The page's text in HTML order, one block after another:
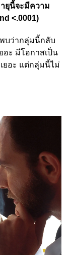
ยุนี้จะมีความ
<.0001)
บว่ากลุ่มนี้กลับ
อะ มีโอกาสเป็น
ยอะ แต่กลุ่มนี้ไม่